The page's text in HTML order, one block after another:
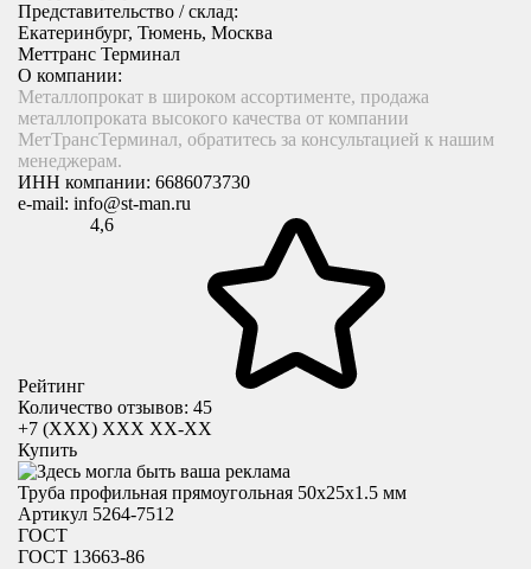
Представительство / склад:
Екатеринбург, Тюмень, Москва
Меттранс Терминал
О компании:
Металлопрокат в широком ассортименте, продажа
металлопроката высокого качества от компании
МетТрансТерминал, обратитесь за консультацией к нашим
менеджерам.
ИНН компании: 6686073730
e-mail: info@st-man.ru
Рейтинг
4,6
Количество отзывов: 45
+7 (XXX) ХХХ ХХ-ХХ
Купить
Труба профильная прямоугольная 50x25х1.5 мм
Артикул 5264-7512
ГОСТ
ГОСТ 13663-86